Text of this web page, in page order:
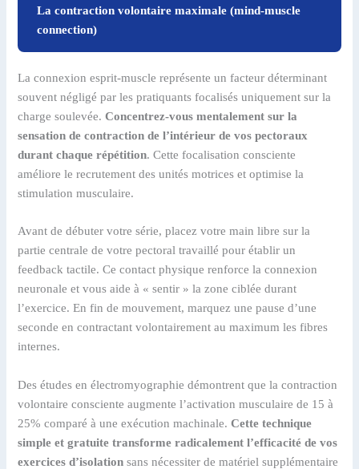
La contraction volontaire maximale (mind-muscle
connection)
La connexion esprit-muscle représente un facteur déterminant
souvent négligé par les pratiquants focalisés uniquement sur la
charge soulevée.Concentrez-vous mentalement sur la
sensation de contraction de l’intérieur de vos pectoraux
durant chaque répétition. Cette focalisation consciente
améliore le recrutement des unités motrices et optimise la
stimulation musculaire.
Avant de débuter votre série, placez votre main libre sur la
partie centrale de votre pectoral travaillé pour établir un
feedback tactile. Ce contact physique renforce la connexion
neuronale et vous aide à « sentir » la zone ciblée durant
l’exercice. En fin de mouvement, marquez une pause d’une
seconde en contractant volontairement au maximum les fibres
internes.
Des études en électromyographie démontrent que la contraction
volontaire consciente augmente l’activation musculaire de 15 à
25% comparé à une exécution machinale.Cette technique
simple et gratuite transforme radicalement l’efficacité de vos
exercices d’isolation sans nécessiter de matériel supplémentaire